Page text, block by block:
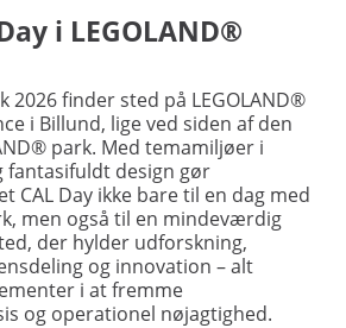
i LEGOLAND®
2026 finder sted på LEGOLAND®
i Billund, lige ved siden af den
park. Med temamiljøer i
fantasifuldt design gør
CAL Day ikke bare til en dag med
men også til en mindeværdig
der hylder udforskning,
og innovation – alt
i at fremme
og operationel nøjagtighed.